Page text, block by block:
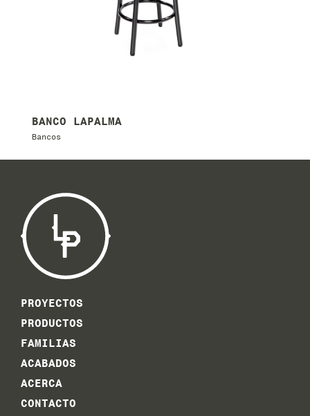
MECEDORA LAPALMA
Sillas
PROYECTOS
PRODUCTOS
FAMILIAS
ACABADOS
ACERCA
CONTACTO